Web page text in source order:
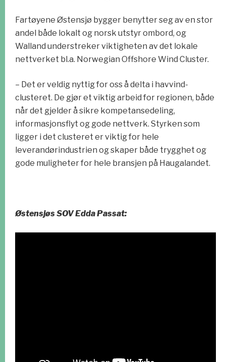
Fartøyene Østensjø bygger benytter seg av en stor
andel både lokalt og norsk utstyr ombord, og
Walland understreker viktigheten av det lokale
nettverket bl.a. Norwegian Offshore Wind Cluster.
– Det er veldig nyttig for oss å delta i havvind-
clusteret. De gjør et viktig arbeid for regionen, både
når det gjelder å sikre kompetansedeling,
informasjonsflyt og gode nettverk. Styrken som
ligger i det clusteret er viktig for hele
leverandørindustrien og skaper både trygghet og
gode muligheter for hele bransjen på Haugalandet.
Østensjøs SOV Edda Passat: